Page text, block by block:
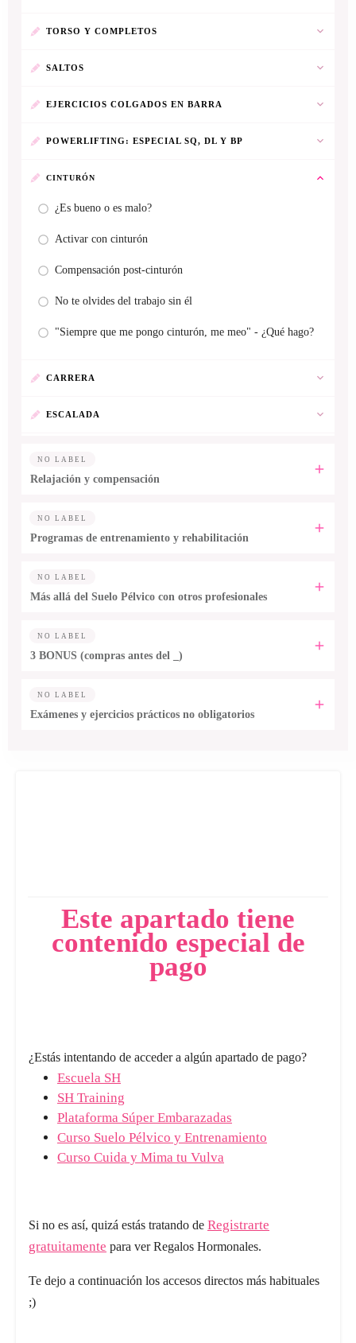
Este apartado tiene
contenido especial de
pago
¿Estás intentando de acceder a algún apartado de pago?
Escuela SH
SH Training
Plataforma Súper Embarazadas
Curso Suelo Pélvico y Entrenamiento
Curso Cuida y Mima tu Vulva
Si no es así, quizá estás tratando de Registrarte
gratuitamente para ver Regalos Hormonales.
Te dejo a continuación los accesos directos más habituales
;)
TORSO Y COMPLETOS
SALTOS
EJERCICIOS COLGADOS EN BARRA
POWERLIFTING: ESPECIAL SQ, DL Y BP
CINTURÓN
¿Es bueno o es malo?
Activar con cinturón
Compensación post-cinturón
No te olvides del trabajo sin él
"Siempre que me pongo cinturón, me meo" - ¿Qué hago?
CARRERA
ESCALADA
NO LABEL
Relajación y compensación
NO LABEL
Programas de entrenamiento y rehabilitación
NO LABEL
Más allá del Suelo Pélvico con otros profesionales
NO LABEL
3 BONUS (compras antes del _)
NO LABEL
Exámenes y ejercicios prácticos no obligatorios